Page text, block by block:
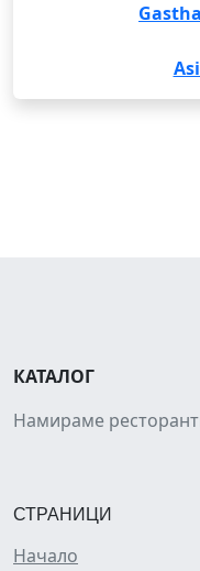
КАТАЛОГ
Намираме
СТРАНИЦИ
Начало